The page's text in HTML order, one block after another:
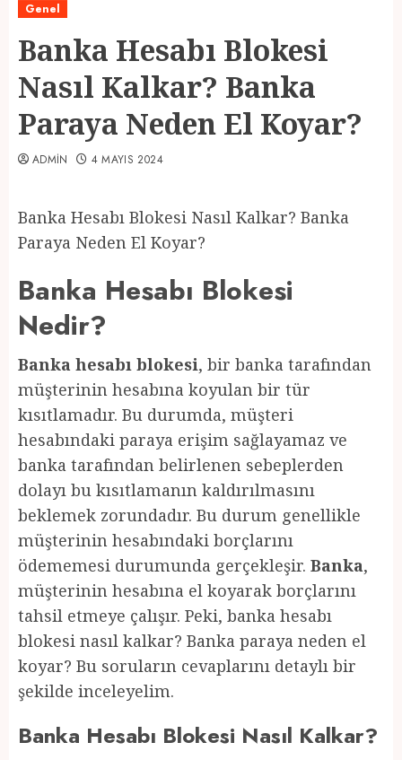
Genel
Banka Hesabı Blokesi
Nasıl Kalkar? Banka
Paraya Neden El Koyar?
ADMIN 4 MAYIS 2024
Banka Hesabı Blokesi Nasıl Kalkar? Banka
Paraya Neden El Koyar?
Banka Hesabı Blokesi
Nedir?
Banka hesabı blokesi, bir banka tarafından
müşterinin hesabına koyulan bir tür
kısıtlamadır. Bu durumda, müşteri
hesabındaki paraya erişim sağlayamaz ve
banka tarafından belirlenen sebeplerden
dolayı bu kısıtlamanın kaldırılmasını
beklemek zorundadır. Bu durum genellikle
müşterinin hesabındaki borçlarını
ödememesi durumunda gerçekleşir. Banka,
müşterinin hesabına el koyarak borçlarını
tahsil etmeye çalışır. Peki, banka hesabı
blokesi nasıl kalkar? Banka paraya neden el
koyar? Bu soruların cevaplarını detaylı bir
şekilde inceleyelim.
Banka Hesabı Blokesi Nasıl Kalkar?